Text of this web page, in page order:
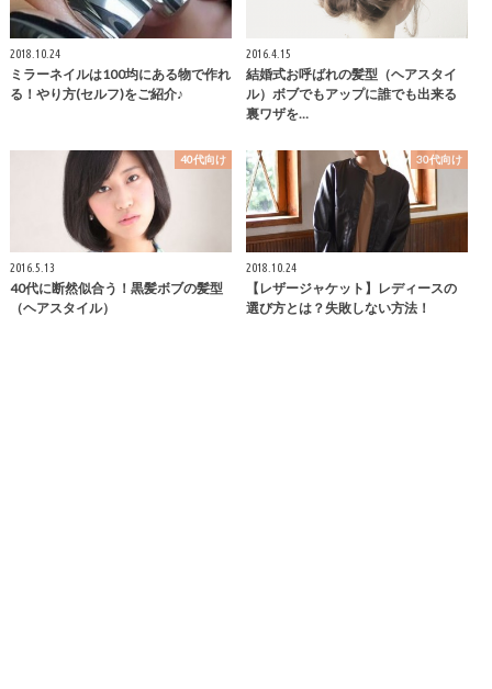
2018.10.24
ミラーネイルは100均にある物で作れ
る！やり方(セルフ)をご紹介♪
2016.4.15
結婚式お呼ばれの髪型（ヘアスタイ
ル）ボブでもアップに誰でも出来る
裏ワザを…
40代向け
2016.5.13
40代に断然似合う！黒髪ボブの髪型
（ヘアスタイル）
30代向け
2018.10.24
【レザージャケット】レディースの
選び方とは？失敗しない方法！